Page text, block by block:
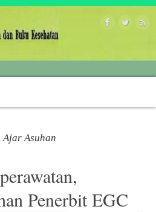
Asuhan
Penerbit EGC